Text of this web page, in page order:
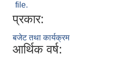
file.
प्रकार:
बजेट तथा कार्यक्रम
आर्थिक वर्ष: